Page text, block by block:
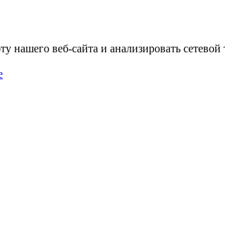
веб-сайта и анализировать сетевой